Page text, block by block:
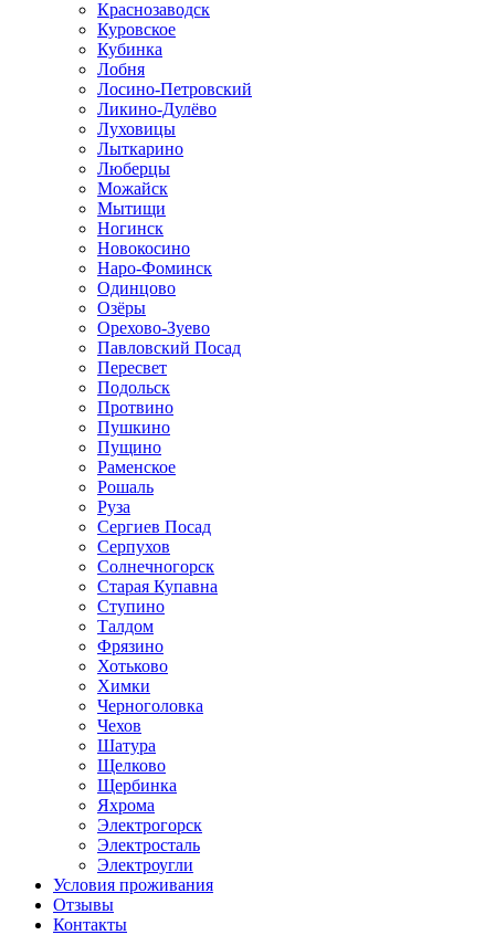
Краснозаводск
Куровское
Кубинка
Лобня
Лосино-Петровский
Ликино-Дулёво
Луховицы
Лыткарино
Люберцы
Можайск
Мытищи
Ногинск
Новокосино
Наро-Фоминск
Одинцово
Озёры
Орехово-Зуево
Павловский Посад
Пересвет
Подольск
Протвино
Пушкино
Пущино
Раменское
Рошаль
Руза
Сергиев Посад
Серпухов
Солнечногорск
Старая Купавна
Ступино
Талдом
Фрязино
Хотьково
Химки
Черноголовка
Чехов
Шатура
Щелково
Щербинка
Яхрома
Электрогорск
Электросталь
Электроугли
Условия проживания
Отзывы
Контакты